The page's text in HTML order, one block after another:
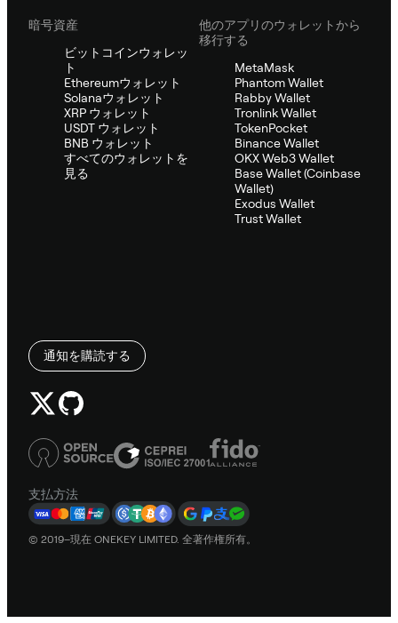
暗号資産
ビットコインウォレッ
ト
Ethereumウォレット
Solanaウォレット
XRP ウォレット
USDT ウォレット
BNB ウォレット
すべてのウォレットを
見る
他のアプリのウォレットから
移行する
MetaMask
Phantom Wallet
Rabby Wallet
Tronlink Wallet
TokenPocket
Binance Wallet
OKX Web3 Wallet
Base Wallet (Coinbase
Wallet)
Exodus Wallet
Trust Wallet
通知を購読する
支払方法
© 2019–現在 ONEKEY LIMITED. 全著作権所有。